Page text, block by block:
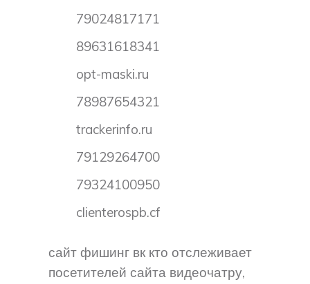
79024817171
89631618341
opt-maski.ru
78987654321
trackerinfo.ru
79129264700
79324100950
clienterospb.cf
сайт фишинг вк кто отслеживает
посетителей сайта видеочатру,